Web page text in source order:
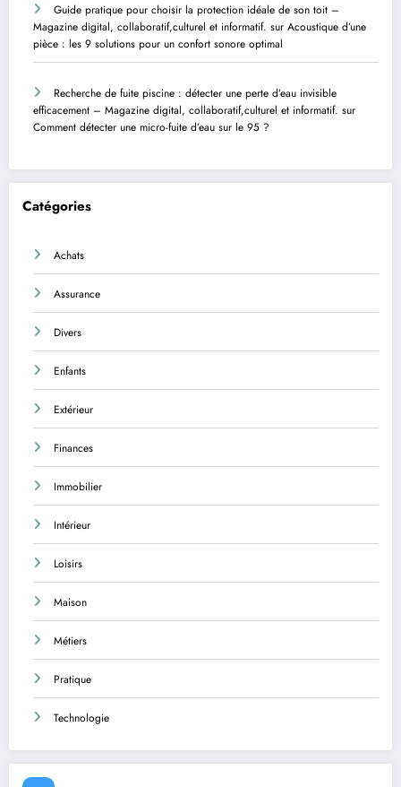
Guide pratique pour choisir la protection idéale de son toit –
Magazine digital, collaboratif,culturel et informatif. sur Acoustique d’une
pièce : les 9 solutions pour un confort sonore optimal
Recherche de fuite piscine : détecter une perte d’eau invisible
efficacement – Magazine digital, collaboratif,culturel et informatif. sur
Comment détecter une micro-fuite d’eau sur le 95 ?
Catégories
Achats
Assurance
Divers
Enfants
Extérieur
Finances
Immobilier
Intérieur
Loisirs
Maison
Métiers
Pratique
Technologie